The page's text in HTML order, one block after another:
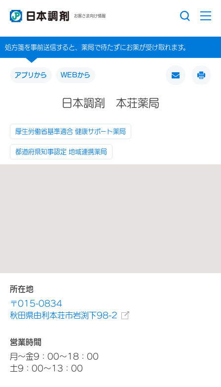
お客さま向け情報
処方箋を事前送信すると、薬局で待たずにお薬が受け取れます。
アプリから WEBから
日本調剤 本荘薬局
厚生労働省基準適合 健康サポート薬局
都道府県知事認定 地域連携薬局
所在地
〒015-0834
秋田県由利本荘市岩渕下98-2
営業時間
月～金9：00～18：00
土9：00～13：00